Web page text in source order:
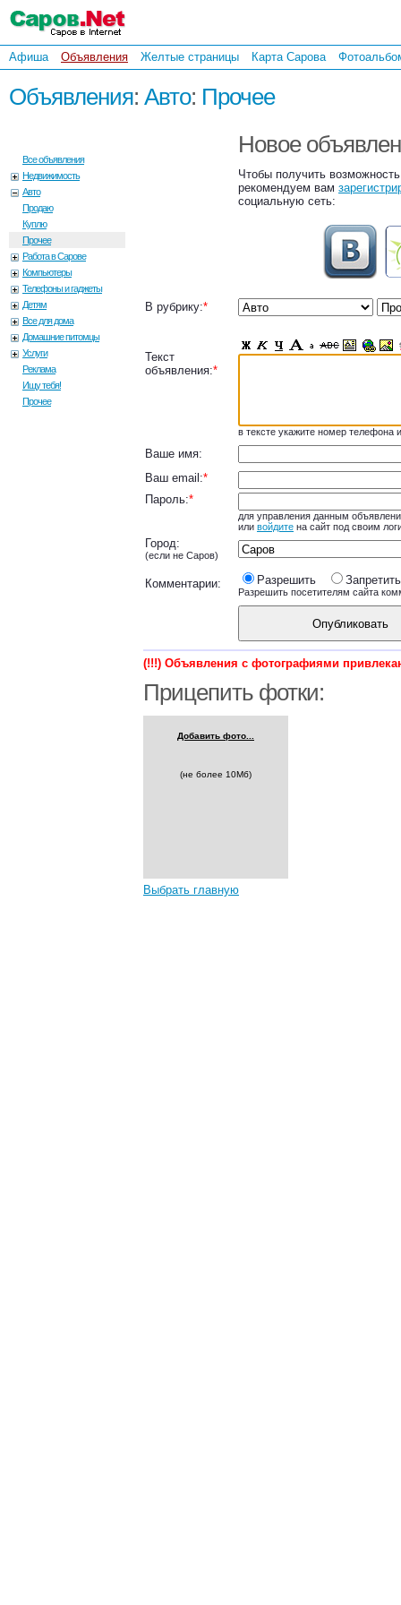
Афиша Объявления Желтые страницы Карта Сарова
Объявления: Авто: Прочее
Все объявления
Недвижимость
Авто
Продаю
Куплю
Прочее
Работа в Сарове
Компьютеры
Телефоны и гаджеты
Детям
Все для дома
Домашние питомцы
Услуги
Реклама
Ищу тебя!
Прочее
Новое
Чтобы получить
рекомендуем вам
социальную сеть:
В рубрику:*
Текст
объявления:*
в тексте укажите номер телефона
Ваше имя:
Ваш email:*
Пароль:*
для управления данным
или войдите на сайт под своим
Город:
(если не Саров)
Комментарии: Разрешить Запретить
Разрешить посетителям сайта
Опубликовать
(!!!) Объявления с фотографиями
Прицепить фотки:
Добавить фото...
(не более 10Мб)
Выбрать главную